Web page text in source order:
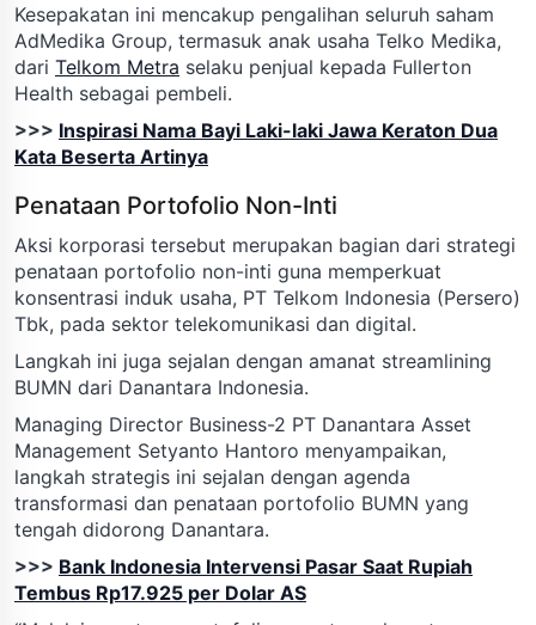
Kesepakatan ini mencakup pengalihan seluruh saham
AdMedika Group, termasuk anak usaha Telko Medika,
dari Telkom Metra selaku penjual kepada Fullerton
Health sebagai pembeli.
>>> Inspirasi Nama Bayi Laki-laki Jawa Keraton Dua
Kata Beserta Artinya
Penataan Portofolio Non-Inti
Aksi korporasi tersebut merupakan bagian dari strategi
penataan portofolio non-inti guna memperkuat
konsentrasi induk usaha, PT Telkom Indonesia (Persero)
Tbk, pada sektor telekomunikasi dan digital.
Langkah ini juga sejalan dengan amanat streamlining
BUMN dari Danantara Indonesia.
Managing Director Business-2 PT Danantara Asset
Management Setyanto Hantoro menyampaikan,
langkah strategis ini sejalan dengan agenda
transformasi dan penataan portofolio BUMN yang
tengah didorong Danantara.
>>> Bank Indonesia Intervensi Pasar Saat Rupiah
Tembus Rp17.925 per Dolar AS